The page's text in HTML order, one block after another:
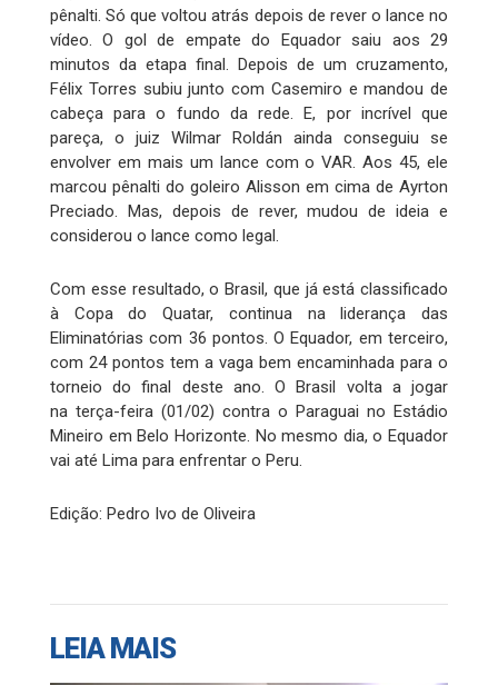
pênalti. Só que voltou atrás depois de rever o lance no
vídeo. O gol de empate do Equador saiu aos 29
minutos da etapa final. Depois de um cruzamento,
Félix Torres subiu junto com Casemiro e mandou de
cabeça para o fundo da rede. E, por incrível que
pareça, o juiz Wilmar Roldán ainda conseguiu se
envolver em mais um lance com o VAR. Aos 45, ele
marcou pênalti do goleiro Alisson em cima de Ayrton
Preciado. Mas, depois de rever, mudou de ideia e
considerou o lance como legal.
Com esse resultado, o Brasil, que já está classificado
à Copa do Quatar, continua na liderança das
Eliminatórias com 36 pontos. O Equador, em terceiro,
com 24 pontos tem a vaga bem encaminhada para o
torneio do final deste ano. O Brasil volta a jogar
na terça-feira (01/02) contra o Paraguai no Estádio
Mineiro em Belo Horizonte. No mesmo dia, o Equador
vai até Lima para enfrentar o Peru.
Edição: Pedro Ivo de Oliveira
LEIA MAIS